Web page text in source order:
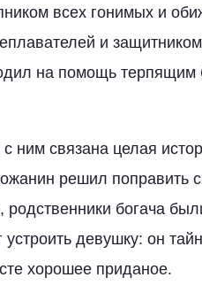
всех гонимых и
и
на помощь
с ним связана целая
решил поправить
родственники богача
девушку: он
хорошее приданое.